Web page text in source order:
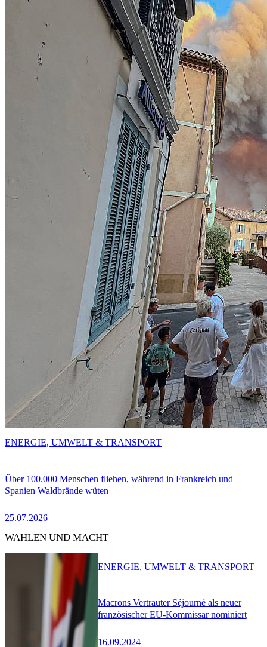
Über 100.000 Menschen fliehen, während in Frankreich und
Spanien Waldbrände wüten
25.07.2026
ENERGIE, UMWELT & TRANSPORT
WAHLEN UND MACHT
Macrons Vertrauter Séjourné als neuer
französischer EU-Kommissar nominiert
16.09.2024
ENERGIE, UMWELT & TRANSPORT